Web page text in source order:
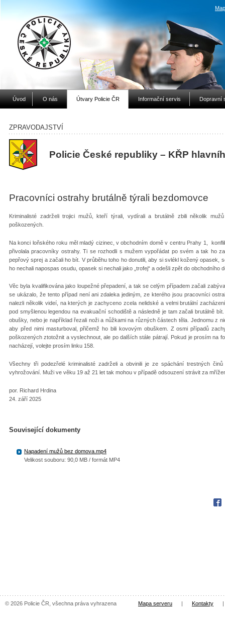
Úvod O nás Útvary Policie ČR Informační servis Dopravní
ZPRAVODAJSTVÍ
Policie České republiky – KŘP
Pracovníci ostrahy brutálně týrali bezdomovce
Kriminalisté zadrželi trojici mužů, kteří týrali, vydírali a brutálně zbili několik
poškozených.
Na konci loňského roku měl mladý cizinec, v obchodním domě v centru Prahy 1,
přivolala pracovníky ostrahy. Ti se rozhodli s mužem vypořádat po svém a tak ho
pepřový sprej a začali ho bít. V průběhu toho ho donutili, aby si svlékl kožený opasek,
ho nechali napospas osudu, opasek si nechali jako „trofej“ a odešli zpět do obchodního
Věc byla kvalifikována jako loupežné přepadení, a tak se celým případem začali
se ukázalo, že tento případ není ani zdaleka jediným, ze kterého jsou pracovníci
nalezli několik videí, na kterých je zachyceno zcela nelidské a velmi brutální
pod smyšlenou legendou na evakuační schodiště a následně je tam začali brutálně
obušky, nebo je například řezali noži a nůžkami na různých částech těla. Jednomu z
aby před nimi masturboval, přičemž ho bili kovovým obuškem. Z osmi případů
poškozených ztotožnit a vyslechnout, ale po dalších stále pátrají. Pokud je prosím na
nacházejí, volejte prosím linku 158.
Všechny tři podezřelé kriminalisté zadrželi a obvinili je ze spáchání trestných
vyhrožování. Muži ve věku 19 až 21 let tak mohou v případě odsouzení strávit za
por. Richard Hrdina
24. září 2025
Související dokumenty
Napadení mužů bez domova.mp4
Velikost souboru: 90,0 MB / formát MP4
© 2026 Policie ČR, všechna práva vyhrazena Mapa serveru | Kontakty |